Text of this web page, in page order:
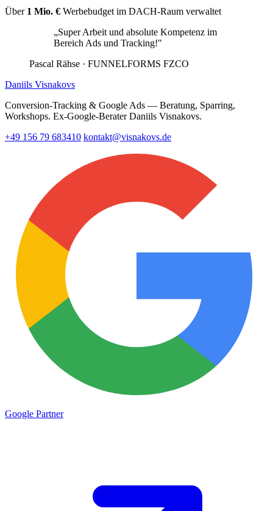
Über 1 Mio. € Werbebudget im DACH-Raum verwaltet
„Super Arbeit und absolute Kompetenz im
Bereich Ads und Tracking!"
Pascal Rähse · FUNNELFORMS FZCO
Daniils Visnakovs
Conversion-Tracking & Google Ads — Beratung, Sparring,
Workshops. Ex-Google-Berater Daniils Visnakovs.
+49 156 79 683410 kontakt@visnakovs.de
Google Partner